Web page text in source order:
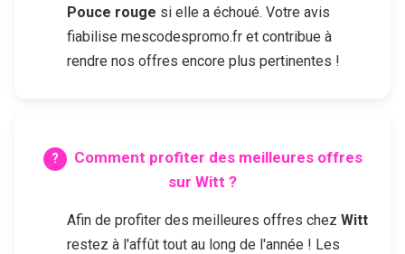
Pouce rouge si elle a échoué. Votre avis
fiabilise mescodespromo.fr et contribue à
rendre nos offres encore plus pertinentes !
Comment profiter des meilleures offres
sur Witt ?
Afin de profiter des meilleures offres chez Witt
restez à l'affût tout au long de l'année ! Les